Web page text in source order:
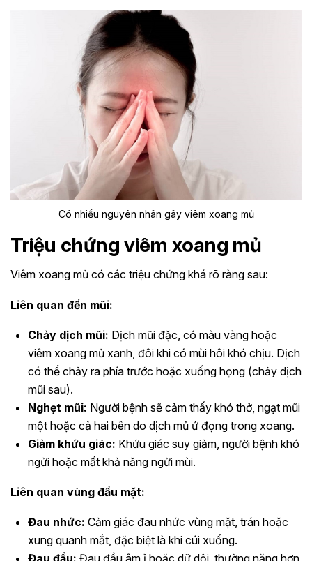
Có nhiều nguyên nhân gây viêm xoang mủ
Triệu chứng viêm xoang mủ
Viêm xoang mủ có các triệu chứng khá rõ ràng sau:
Liên quan đến mũi:
Chảy dịch mũi: Dịch mũi đặc, có màu vàng hoặc
viêm xoang mủ xanh, đôi khi có mùi hôi khó chịu. Dịch
có thể chảy ra phía trước hoặc xuống họng (chảy dịch
mũi sau).
Nghẹt mũi: Người bệnh sẽ cảm thấy khó thở, ngạt mũi
một hoặc cả hai bên do dịch mủ ứ đọng trong xoang.
Giảm khứu giác: Khứu giác suy giảm, người bệnh khó
ngửi hoặc mất khả năng ngửi mùi.
Liên quan vùng đầu mặt:
Đau nhức: Cảm giác đau nhức vùng mặt, trán hoặc
xung quanh mắt, đặc biệt là khi cúi xuống.